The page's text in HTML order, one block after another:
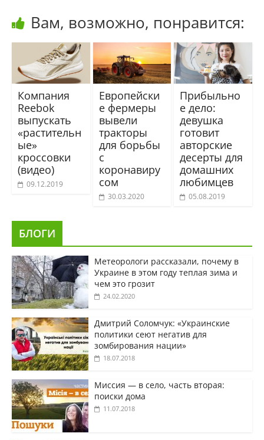
Вам, возможно, понравится:
Компания
Reebok
выпускать
«растительн
ые»
кроссовки
(видео)
09.12.2019
Европейски
е фермеры
вывели
тракторы
для борьбы
с
коронавиру
сом
30.03.2020
Прибыльно
е дело:
девушка
готовит
авторские
десерты для
домашних
любимцев
05.08.2019
БЛОГИ
Метеорологи рассказали, почему в
Украине в этом году теплая зима и
чем это грозит
24.02.2020
Дмитрий Соломчук: «Украинские
политики сеют негатив для
зомбирования нации»
18.07.2018
Миссия — в село, часть вторая:
поиски дома
11.07.2018